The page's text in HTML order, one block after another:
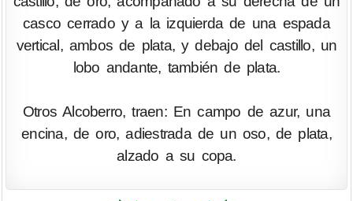
casco cerrado y a la izquierda de una espada
vertical, ambos de plata, y debajo del castillo, un
lobo andante, también de plata.
Otros Alcoberro, traen: En campo de azur, una
encina, de oro, adiestrada de un oso, de plata,
alzado a su copa.